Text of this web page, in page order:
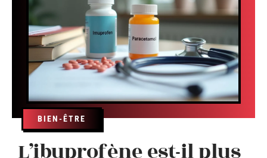
BIEN-ÊTRE
L’ibuprofène est-il plus